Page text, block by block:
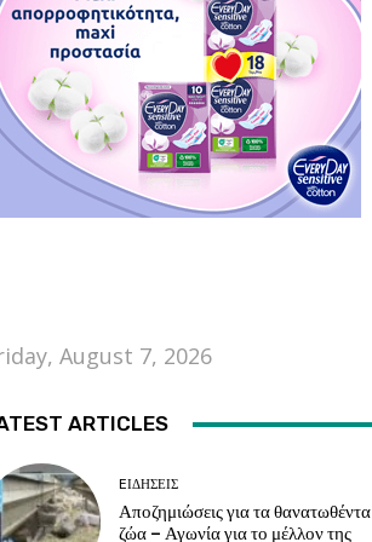
August 7, 2026
ARTICLES
EΙΔΗΣΕΙΣ
Αποζημιώσεις για τα θανατωθέντα
ζώα – Αγωνία για το μέλλον της